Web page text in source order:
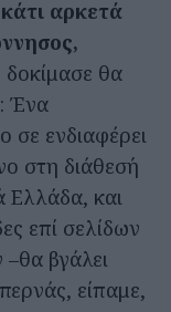
αρκετά
δοκίμασε θα
Ένα
σε ενδιαφέρει
στη διάθεσή
Ελλάδα, και
επί σελίδων
βγάλει
είπαμε,